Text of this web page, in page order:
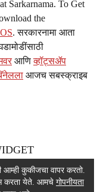
at Sarkarnama. To Get
the
. सरकारनामा आता
आणिव्हॉट्सॲप
आजच सबस्क्राइब
आम्ही कुकीजचा वापर करतो.
करता येते. आमचे गोपनीयता